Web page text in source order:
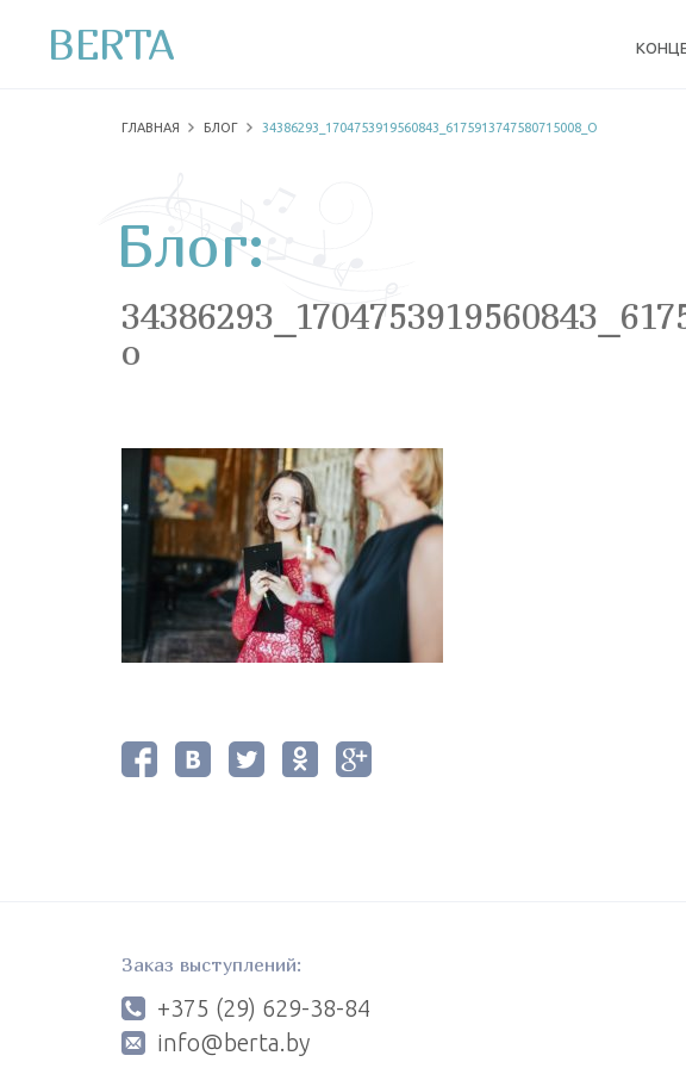
BERTA
ГЛАВНАЯ БЛОГ 34386293_1704753919560843_6175913747580715008_O
Блог:
o
Заказ выступлений:
+375 (29) 629-38-84
info@berta.by